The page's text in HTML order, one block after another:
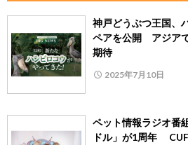
神戸どうぶつ王国、
ペアを公開 アジア
期待
2025年7月10日
ペット情報ラジオ番
ドル」が1周年